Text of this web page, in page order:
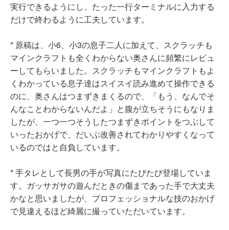
実行できるようにし、たった一行ターミナルに入力する
だけで終わるように工夫しています。
* 原稿は、小6、小3の息子二人に加えて、スクラッチも
マインクラフトも全くわからない奥さんに頻繁にレビュ
ーしてもらいました。スクラッチもマインクラフトもよ
くわかっている息子達はスイスイ読み進めて操作できる
のに、奥さんはつまずきまくるので、「もう、なんでそ
んなことわからないんだよ」と腹が立ちそうにもなりま
したが、一つ一つそうしたつまずきポイントをつぶして
いったおかげで、だいぶ改善されてわかりやすくなって
いるのではと自負しています。
* 手タレとして長男の手が写真にたびたび登場していま
す。ガッサガサの遊んだときの傷まであった手で大丈夫
かなと思いましたが、プロフェッショナルな技のおかげ
で見違えるほど綺麗に撮っていただいています。